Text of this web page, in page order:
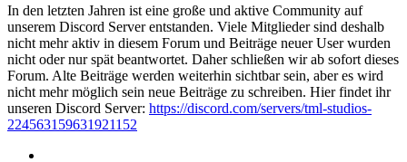
In den letzten Jahren ist eine große und aktive Community auf
unserem Discord Server entstanden. Viele Mitglieder sind deshalb
nicht mehr aktiv in diesem Forum und Beiträge neuer User wurden
nicht oder nur spät beantwortet. Daher schließen wir ab sofort dieses
Forum. Alte Beiträge werden weiterhin sichtbar sein, aber es wird
nicht mehr möglich sein neue Beiträge zu schreiben. Hier findet ihr
unseren Discord Server: https://discord.com/servers/tml-studios-
224563159631921152